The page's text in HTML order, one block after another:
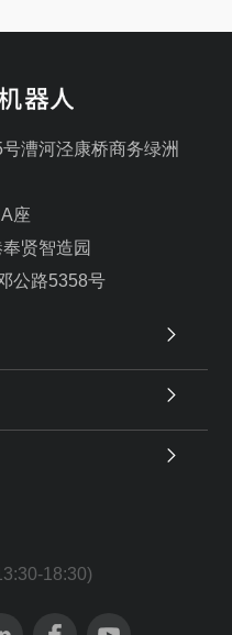
漕河泾康桥商务绿洲
座
贤智造园
公路5358号
18:30)